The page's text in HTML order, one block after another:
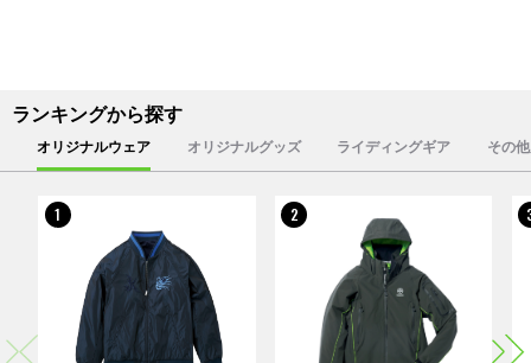
ランキングから探す
オリジナルウェア オリジナルグッズ ライディングギア その
1 2